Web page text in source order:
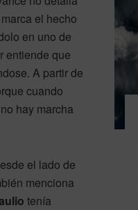
el hecho
en uno de
entiende que
A partir de
cuando
hay marcha
el lado de
menciona
tenía